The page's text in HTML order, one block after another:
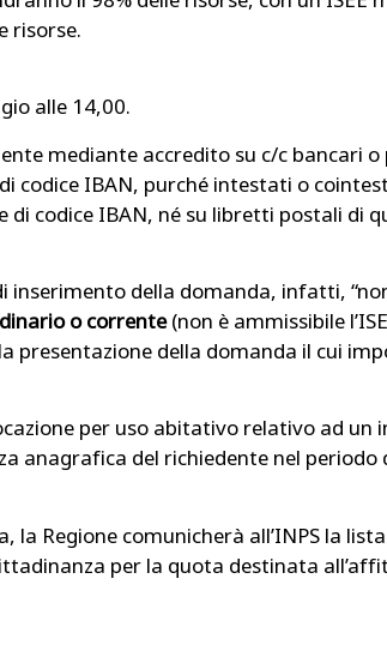
risorse.
alle 14,00.
mediante accredito su c/c bancari
codice IBAN, purché intestati o
codice IBAN, né su libretti postali di
inserimento della domanda, infatti,
o corrente(non è ammissibile
della domanda il cui
per uso abitativo relativo ad un
anagrafica del richiedente nel
Regione comunicherà all’INPS la
per la quota destinata